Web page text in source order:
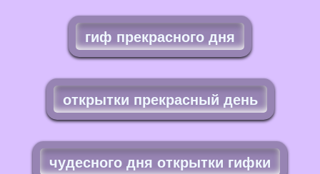
гиф прекрасного дня
открытки прекрасный день
чудесного дня открытки гифки